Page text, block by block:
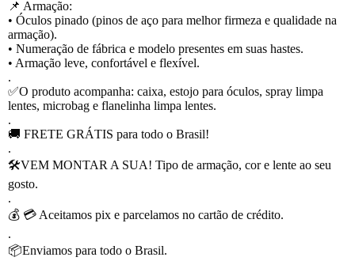
📌 Armação:
• Óculos pinado (pinos de aço para melhor firmeza e qualidade na
armação).
• Numeração de fábrica e modelo presentes em suas hastes.
• Armação leve, confortável e flexível.
.
✅O produto acompanha: caixa, estojo para óculos, spray limpa
lentes, microbag e flanelinha limpa lentes.
.
🚚 FRETE GRÁTIS para todo o Brasil!
.
🛠VEM MONTAR A SUA! Tipo de armação, cor e lente ao seu
gosto.
.
💰 💳 Aceitamos pix e parcelamos no cartão de crédito.
.
📦Enviamos para todo o Brasil.